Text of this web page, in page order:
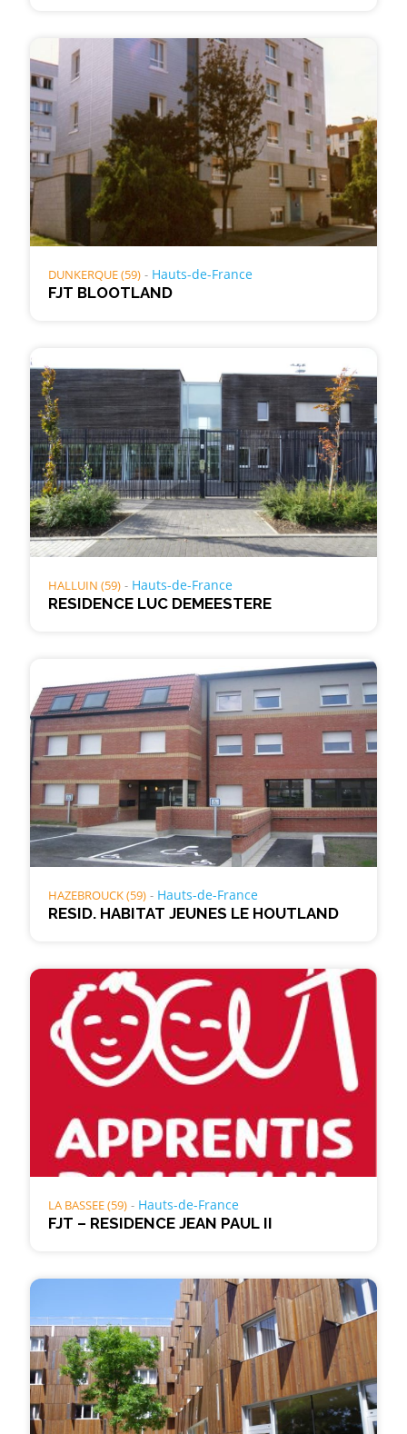
DUNKERQUE (59) Hauts-de-France
FJT BLOOTLAND
HALLUIN (59) Hauts-de-France
RESIDENCE LUC DEMEESTERE
HAZEBROUCK (59) Hauts-de-France
RESID. HABITAT JEUNES LE HOUTLAND
LA BASSEE (59) Hauts-de-France
FJT – RESIDENCE JEAN PAUL II